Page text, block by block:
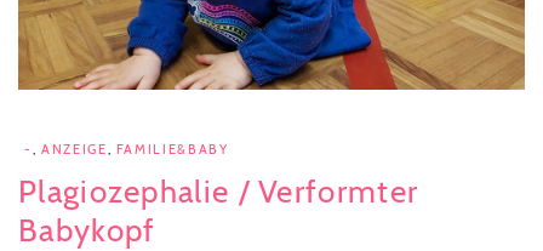
- , ANZEIGE, FAMILIE&BABY
Plagiozephalie / Verformter
Babykopf